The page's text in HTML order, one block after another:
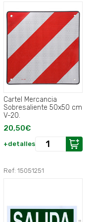
Cartel Mercancia
Sobresaliente 50x50 cm
V-20.
20,50€
+detalles
Ref: 15051251